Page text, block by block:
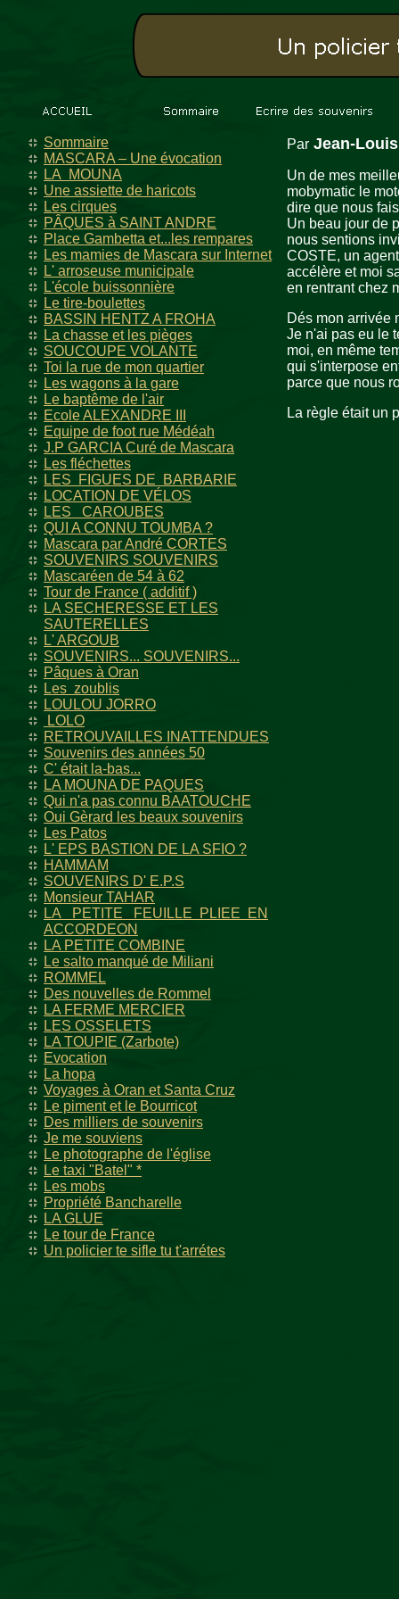
Sommaire
MASCARA – Une évocation
LA MOUNA
Une assiette de haricots
Les cirques
PÂQUES à SAINT ANDRE
Place Gambetta et...les rempares
Les mamies de Mascara sur Internet
L' arroseuse municipale
L'école buissonnière
Le tire-boulettes
BASSIN HENTZ A FROHA
La chasse et les pièges
SOUCOUPE VOLANTE
Toi la rue de mon quartier
Les wagons à la gare
Le baptême de l'air
Ecole ALEXANDRE III
Equipe de foot rue Médéah
J.P GARCIA Curé de Mascara
Les fléchettes
LES FIGUES DE BARBARIE
LOCATION DE VÉLOS
LES CAROUBES
QUI A CONNU TOUMBA ?
Mascara par André CORTES
SOUVENIRS SOUVENIRS
Mascaréen de 54 à 62
Tour de France ( additif )
LA SECHERESSE ET LES
SAUTERELLES
L' ARGOUB
SOUVENIRS... SOUVENIRS...
Pâques à Oran
Les zoublis
LOULOU JORRO
LOLO
RETROUVAILLES INATTENDUES
Souvenirs des années 50
C' était la-bas...
LA MOUNA DE PAQUES
Qui n'a pas connu BAATOUCHE
Oui Gèrard les beaux souvenirs
Les Patos
L' EPS BASTION DE LA SFIO ?
HAMMAM
SOUVENIRS D' E.P.S
Monsieur TAHAR
LA PETITE FEUILLE PLIEE EN
ACCORDEON
LA PETITE COMBINE
Le salto manqué de Miliani
ROMMEL
Des nouvelles de Rommel
LA FERME MERCIER
LES OSSELETS
LA TOUPIE (Zarbote)
Evocation
La hopa
Voyages à Oran et Santa Cruz
Le piment et le Bourricot
Des milliers de souvenirs
Je me souviens
Le photographe de l'église
Le taxi "Batel" *
Les mobs
Propriété Bancharelle
LA GLUE
Le tour de France
Un policier te sifle tu t'arrétes
Par Jean-
Un de mes
mobymatic le
dire que nous
Un beau jour de
nous sentions
COSTE, un
accélère et moi
en rentrant chez
Dés mon arrivée
Je n'ai pas eu le
moi, en même
qui s'interpose
parce que nous
La règle était un